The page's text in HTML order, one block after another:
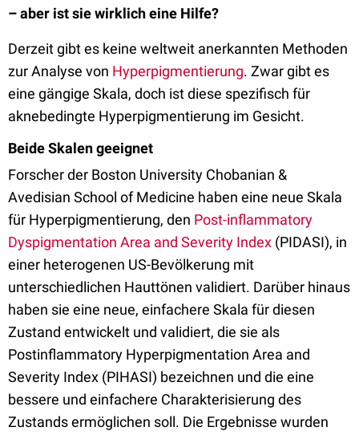
– aber ist sie wirklich eine Hilfe?
Derzeit gibt es keine weltweit anerkannten Methoden
zur Analyse von Hyperpigmentierung. Zwar gibt es
eine gängige Skala, doch ist diese spezifisch für
aknebedingte Hyperpigmentierung im Gesicht.
Beide Skalen geeignet
Forscher der Boston University Chobanian &
Avedisian School of Medicine haben eine neue Skala
für Hyperpigmentierung, den Post-inflammatory
Dyspigmentation Area and Severity Index (PIDASI), in
einer heterogenen US-Bevölkerung mit
unterschiedlichen Hauttönen validiert. Darüber hinaus
haben sie eine neue, einfachere Skala für diesen
Zustand entwickelt und validiert, die sie als
Postinflammatory Hyperpigmentation Area and
Severity Index (PIHASI) bezeichnen und die eine
bessere und einfachere Charakterisierung des
Zustands ermöglichen soll. Die Ergebnisse wurden